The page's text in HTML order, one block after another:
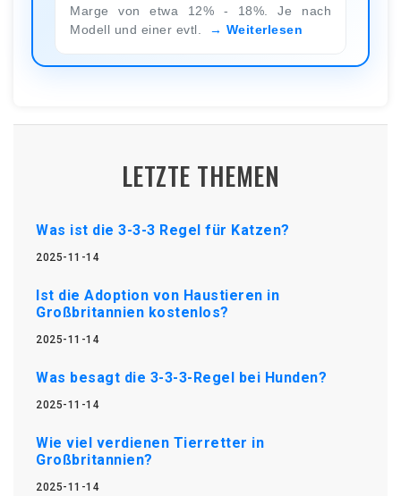
Marge von etwa 12% - 18%. Je nach
Modell und einer evtl.
Weiterlesen
LETZTE THEMEN
Was ist die 3-3-3 Regel für Katzen?
2025-11-14
Ist die Adoption von Haustieren in
Großbritannien kostenlos?
2025-11-14
Was besagt die 3-3-3-Regel bei Hunden?
2025-11-14
Wie viel verdienen Tierretter in
Großbritannien?
2025-11-14